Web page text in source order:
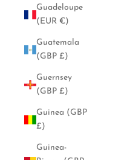
Guadeloupe
(EUR €)
Guatemala
(GBP £)
Guernsey
(GBP £)
Guinea (GBP
£)
Guinea-